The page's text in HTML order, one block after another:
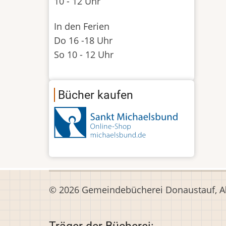
In den Ferien
Do 16 -18 Uhr
So 10 - 12 Uhr
Bücher kaufen
© 2026 Gemeindebücherei Donaustauf,